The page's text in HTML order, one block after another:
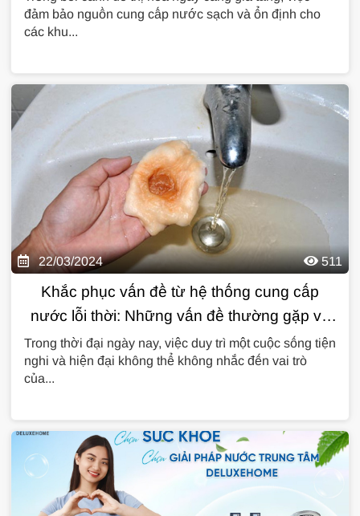
đảm bảo nguồn cung cấp nước sạch và ổn định cho
các khu...
22/03/2024 511
Khắc phục vấn đề từ hệ thống cung cấp
nước lỗi thời: Những vấn đề thường gặp và
giải pháp hiệu quả
Trong thời đại ngày nay, việc duy trì một cuộc sống tiện
nghi và hiện đại không thể không nhắc đến vai trò
của...